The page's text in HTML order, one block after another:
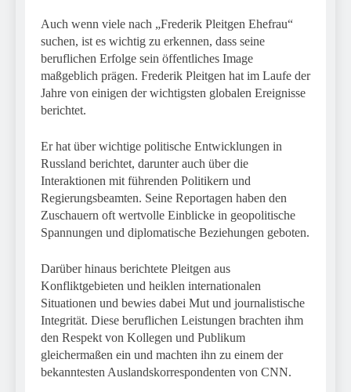
Auch wenn viele nach „Frederik Pleitgen Ehefrau“
suchen, ist es wichtig zu erkennen, dass seine
beruflichen Erfolge sein öffentliches Image
maßgeblich prägen. Frederik Pleitgen hat im Laufe der
Jahre von einigen der wichtigsten globalen Ereignisse
berichtet.
Er hat über wichtige politische Entwicklungen in
Russland berichtet, darunter auch über die
Interaktionen mit führenden Politikern und
Regierungsbeamten. Seine Reportagen haben den
Zuschauern oft wertvolle Einblicke in geopolitische
Spannungen und diplomatische Beziehungen geboten.
Darüber hinaus berichtete Pleitgen aus
Konfliktgebieten und heiklen internationalen
Situationen und bewies dabei Mut und journalistische
Integrität. Diese beruflichen Leistungen brachten ihm
den Respekt von Kollegen und Publikum
gleichermaßen ein und machten ihn zu einem der
bekanntesten Auslandskorrespondenten von CNN.